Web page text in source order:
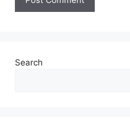
Search